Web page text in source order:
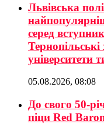
Львівська
серед
університети
05.08.2026, 08:08
До свого 50-
піци Red